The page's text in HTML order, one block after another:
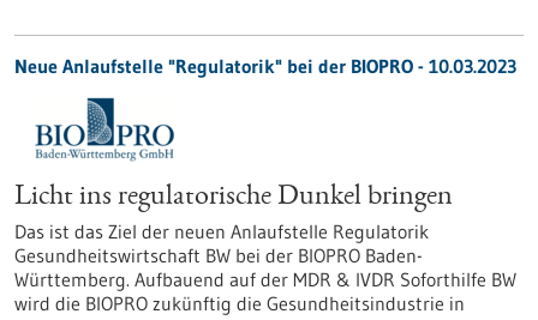
Neue Anlaufstelle "Regulatorik" bei der BIOPRO - 10.03.2023
Licht ins regulatorische Dunkel bringen
Das ist das Ziel der neuen Anlaufstelle Regulatorik
Gesundheitswirtschaft BW bei der BIOPRO Baden-
Württemberg. Aufbauend auf der MDR & IVDR Soforthilfe BW
wird die BIOPRO zukünftig die Gesundheitsindustrie in